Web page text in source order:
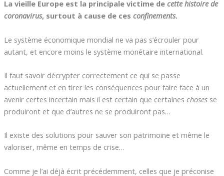
La vieille Europe est la principale victime de cette histoire de
coronavirus, surtout à cause de ces confinements.
Le système économique mondial ne va pas s’écrouler pour
autant, et encore moins le système monétaire international.
Il faut savoir décrypter correctement ce qui se passe
actuellement et en tirer les conséquences pour faire face à un
avenir certes incertain mais il est certain que certaines choses se
produiront et que d’autres ne se produiront pas…
Il existe des solutions pour sauver son patrimoine et même le
valoriser, même en temps de crise…
Comme je l’ai déjà écrit précédemment, celles que je préconise